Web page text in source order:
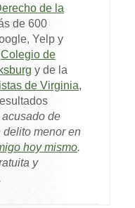
de la
de 600
Yelp y
Colegio de
y de la
de Virginia,
de
delito menor en
hoy mismo.
y